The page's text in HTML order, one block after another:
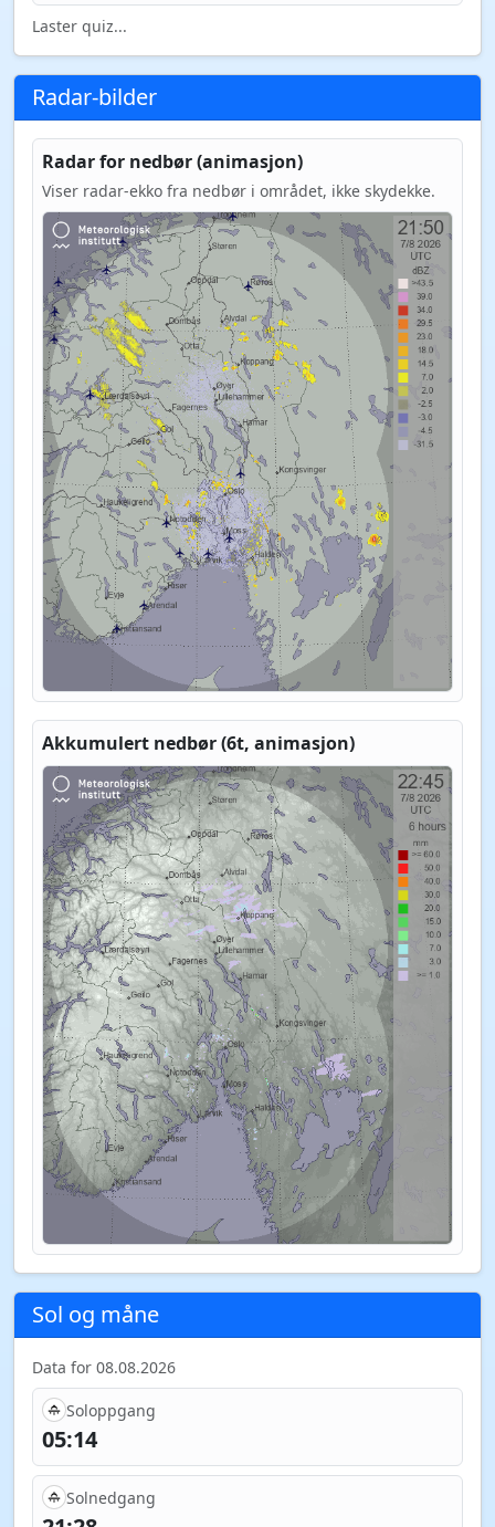
Laster quiz...
Radar-bilder
Radar for nedbør (animasjon)
Viser radar-ekko fra nedbør i området, ikke skydekke.
Akkumulert nedbør (6t, animasjon)
Sol og måne
Data for 08.08.2026
Soloppgang
05:14
Solnedgang